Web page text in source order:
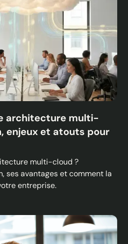
architecture multi-
enjeux et atouts pour
multi-cloud ?
ses avantages et comment la
entreprise.